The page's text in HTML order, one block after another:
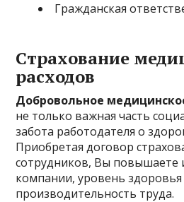
Гражданская
Cтрахование
расходов
Добровольное
не только важная часть
забота работодателя о
Приобретая договор
сотрудников, Вы повышаете
компании, уровень
производительность труда.